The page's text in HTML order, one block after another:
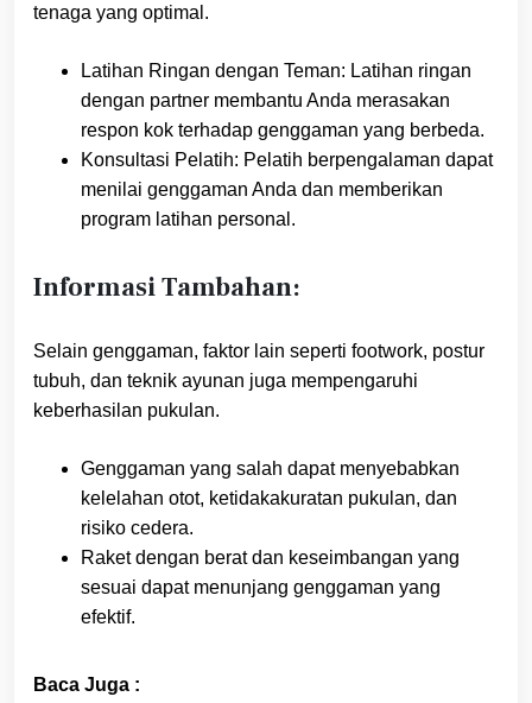
tenaga yang optimal.
Latihan Ringan dengan Teman: Latihan ringan
dengan partner membantu Anda merasakan
respon kok terhadap genggaman yang berbeda.
Konsultasi Pelatih: Pelatih berpengalaman dapat
menilai genggaman Anda dan memberikan
program latihan personal.
Informasi Tambahan:
Selain genggaman, faktor lain seperti footwork, postur
tubuh, dan teknik ayunan juga mempengaruhi
keberhasilan pukulan.
Genggaman yang salah dapat menyebabkan
kelelahan otot, ketidakakuratan pukulan, dan
risiko cedera.
Raket dengan berat dan keseimbangan yang
sesuai dapat menunjang genggaman yang
efektif.
Baca Juga :